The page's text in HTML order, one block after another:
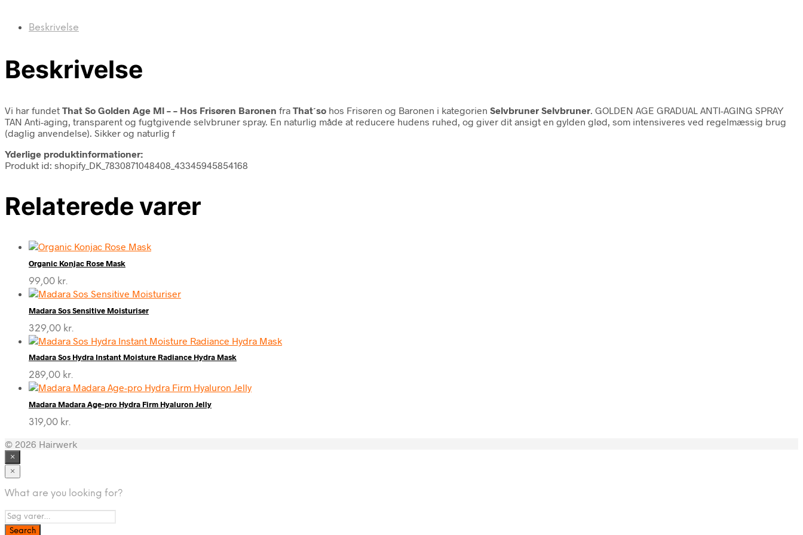
Beskrivelse
Beskrivelse
Vi har fundet That So Golden Age Ml – – Hos Frisøren Baronen fra That´so hos Frisøren og Baronen i kategorien Selvbruner Selvbruner . GOLDEN AGE GRADUAL ANTI-AGING SPRAY
TAN Anti-aging, transparent og fugtgivende selvbruner spray. En naturlig måde at reducere hudens ruhed, og giver dit ansigt en gylden glød, som intensiveres ved regelmæssig brug
(daglig anvendelse). Sikker og naturlig f
Yderlige produktinformationer:
Produkt id: shopify_DK_7830871048408_43345945854168
Relaterede varer
Organic Konjac Rose Mask
99,00 kr.
Madara Sos Sensitive Moisturiser
329,00 kr.
Madara Sos Hydra Instant Moisture Radiance Hydra Mask
289,00 kr.
Madara Madara Age-pro Hydra Firm Hyaluron Jelly
319,00 kr.
© 2026 Hairwerk
×
×
What are you looking for?